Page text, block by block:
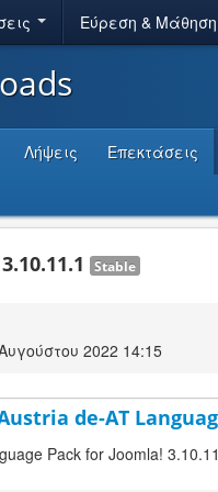
Εύρεση & Μάθηση
Λήψεις Επεκτάσεις
Stable
2022 14:15
de-AT
Pack for Joomla! 3.10.11